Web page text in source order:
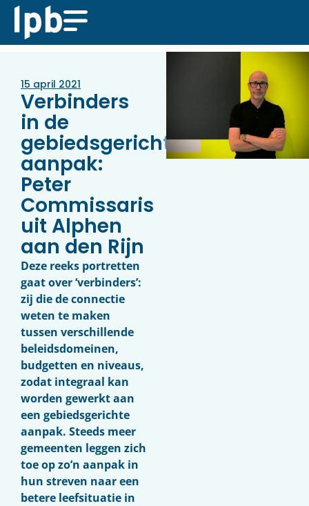
15 april 2021
Verbinders
in de
gebiedsgerichte
aanpak:
Peter
Commissaris
uit Alphen
aan den Rijn
Deze reeks portretten
gaat over ‘verbinders’:
zij die de connectie
weten te maken
tussen verschillende
beleidsdomeinen,
budgetten en niveaus,
zodat integraal kan
worden gewerkt aan
een gebiedsgerichte
aanpak. Steeds meer
gemeenten leggen zich
toe op zo’n aanpak in
hun streven naar een
betere leefsituatie in